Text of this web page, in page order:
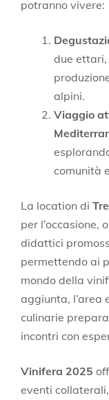
potranno vivere:
due
alpini.
Viaggio
comunità
La location di
per l’occasione,
didattici
permettendo ai
mondo della
aggiunta, l’area
culinarie
incontri con
Vinifera 2025
eventi